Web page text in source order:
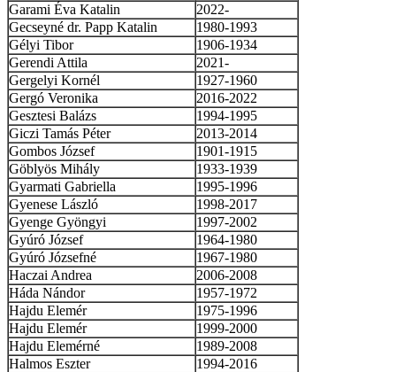
Garami Éva Katalin
2022-
Gecseyné dr. Papp Katalin
1980-1993
Gélyi Tibor
1906-1934
Gerendi Attila
2021-
Gergelyi Kornél
1927-1960
Gergó Veronika
2016-2022
Gesztesi Balázs
1994-1995
Giczi Tamás Péter
2013-2014
Gombos József
1901-1915
Göblyös Mihály
1933-1939
Gyarmati Gabriella
1995-1996
Gyenese László
1998-2017
Gyenge Gyöngyi
1997-2002
Gyúró József
1964-1980
Gyúró Józsefné
1967-1980
Haczai Andrea
2006-2008
Háda Nándor
1957-1972
Hajdu Elemér
1975-1996
Hajdu Elemér
1999-2000
Hajdu Elemérné
1989-2008
Halmos Eszter
1994-2016